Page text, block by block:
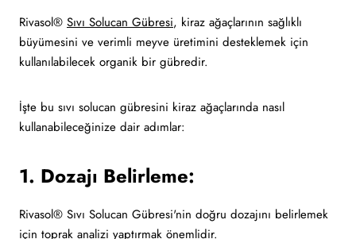
Rivasol® Sıvı Solucan Gübresi, kiraz ağaçlarının sağlıklı
büyümesini ve verimli meyve üretimini desteklemek için
kullanılabilecek organik bir gübredir.
İşte bu sıvı solucan gübresini kiraz ağaçlarında nasıl
kullanabileceğinize dair adımlar:
1. Dozajı Belirleme:
Rivasol® Sıvı Solucan Gübresi'nin doğru dozajını belirlemek
için toprak analizi yaptırmak önemlidir.